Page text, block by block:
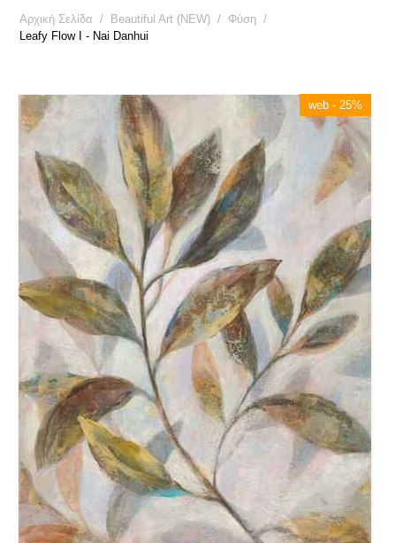
Αρχική Σελίδα / Beautiful Art (NEW) / Φύση /
Leafy Flow I - Nai Danhui
web - 25%